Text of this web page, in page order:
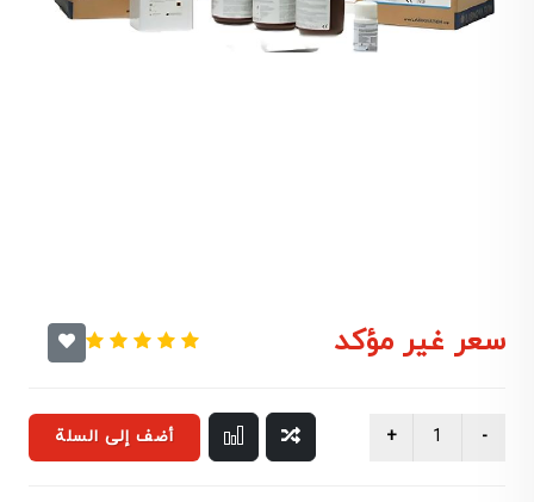
سعر غير مؤكد
أضف إلى السلة